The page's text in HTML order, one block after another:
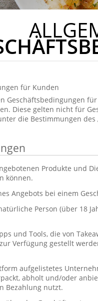
für Kunden
Geschäftsbedingungen
Diese gelten nicht für
die Bestimmungen
Produkte und
können.
Angebots bei einem
Person (über 18
und Tools, die von
Verfügung gestellt
aufgelistetes
abholt und/oder
Bezahlung nutzt.